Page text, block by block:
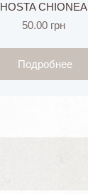
HOSTA CHIONEA
50.00 грн
Подробнее